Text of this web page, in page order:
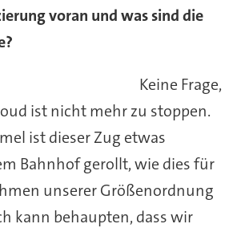
voran und was sind die
Keine Frage,
ist nicht mehr zu stoppen.
ist dieser Zug etwas
Bahnhof gerollt, wie dies für
unserer Größenordnung
kann behaupten, dass wir